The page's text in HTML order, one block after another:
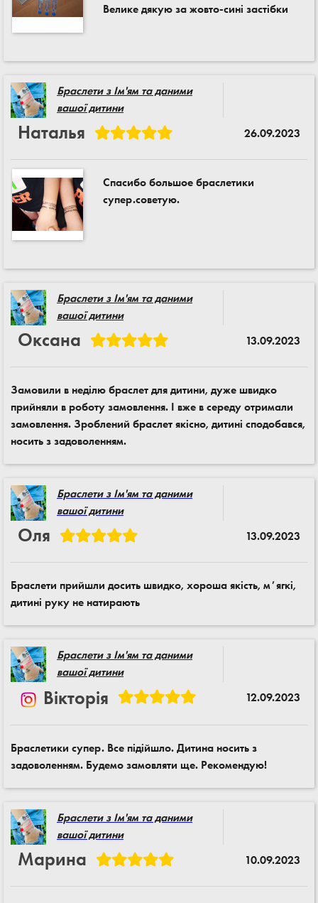
Велике дякую за жовто-сині застібки
Браслети з Ім'ям та даними
вашої дитини
Наталья 26.09.2023
Спасибо большое браслетики
супер.советую.
Браслети з Ім'ям та даними
вашої дитини
Оксана 13.09.2023
Замовили в неділю браслет для дитини, дуже швидко
прийняли в роботу замовлення. І вже в середу отримали
замовлення. Зроблений браслет якісно, дитині сподобався,
носить з задоволенням.
Браслети з Ім'ям та даними
вашої дитини
Оля 13.09.2023
Браслети прийшли досить швидко, хороша якість, мʼягкі,
дитині руку не натирають
Браслети з Ім'ям та даними
вашої дитини
Вікторія 12.09.2023
Браслетики супер. Все підійшло. Дитина носить з
задоволенням. Будемо замовляти ще. Рекомендую!
Браслети з Ім'ям та даними
вашої дитини
Марина 10.09.2023